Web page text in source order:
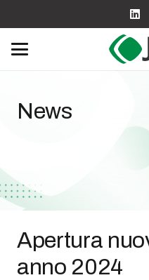
News
Apertura
anno 2024